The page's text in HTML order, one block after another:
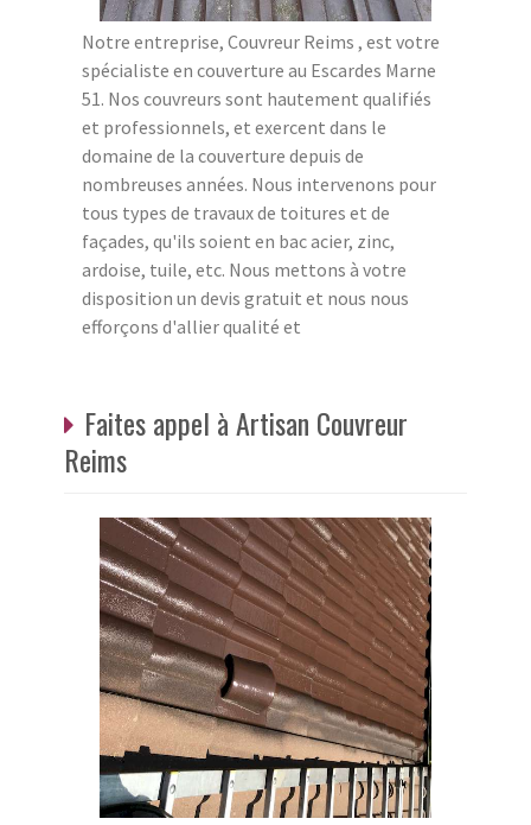
Notre entreprise, Couvreur Reims , est votre
spécialiste en couverture au Escardes Marne
51. Nos couvreurs sont hautement qualifiés
et professionnels, et exercent dans le
domaine de la couverture depuis de
nombreuses années. Nous intervenons pour
tous types de travaux de toitures et de
façades, qu'ils soient en bac acier, zinc,
ardoise, tuile, etc. Nous mettons à votre
disposition un devis gratuit et nous nous
efforçons d'allier qualité et
Faites appel à Artisan Couvreur
Reims